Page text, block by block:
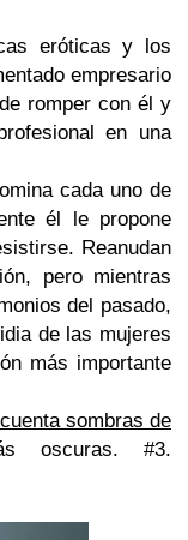
eróticas y los
empresario
romper con él y
en una
cada uno de
él le propone
Reanudan
pero mientras
del pasado,
de las mujeres
más importante
sombras de
oscuras. #3.